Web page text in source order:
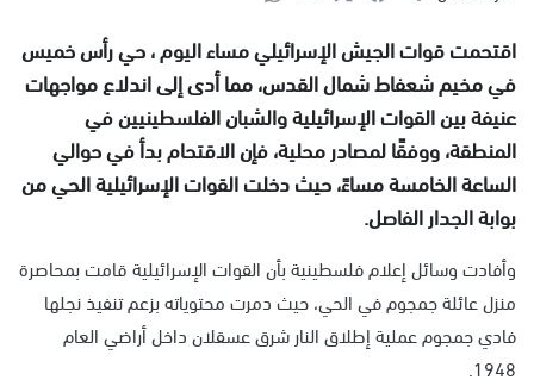
اقتحمت قوات الجيش الإسرائيلي مساء اليوم ، حي رأس خميس
في مخيم شعفاط شمال القدس، مما أدى إلى اندلاع مواجهات
عنيفة بين القوات الإسرائيلية والشبان الفلسطينيين في
المنطقة، ووفقًا لمصادر محلية، فإن الاقتحام بدأ في حوالي
الساعة الخامسة مساءً، حيث دخلت القوات الإسرائيلية الحي من
بوابة الجدار الفاصل.
وأفادت وسائل إعلام فلسطينية بأن القوات الإسرائيلية قامت بمحاصرة
منزل عائلة جمجوم في الحي، حيث دمرت محتوياته بزعم تنفيذ نجلها
فادي جمجوم عملية إطلاق النار شرق عسقلان داخل أراضي العام
1948.